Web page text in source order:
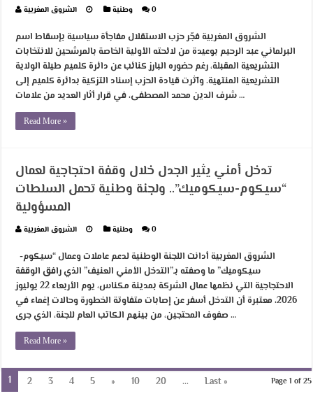
الشروق المغربية وطنية 0
الشروق المغربية فجّر حزب الاستقلال مفاجأة سياسية بإسقاط اسم
البرلماني عبد الرحيم بوعيدة من لائحته الأولية الخاصة بالمرشحين للانتخابات
التشريعية المقبلة، رغم حضوره البارز كنائب عن دائرة كلميم طيلة الولاية
التشريعية المنتهية. وآثرت قيادة الحزب إسناد التزكية بدائرة كلميم إلى
شرف الدين محمد المصطفى، في قرار أثار العديد من علامات …
Read More »
تدخل أمني يثير الجدل خلال وقفة احتجاجية لعمال
“سيكوم-سيكوميك”.. ولجنة وطنية تحمل السلطات
المسؤولية
الشروق المغربية وطنية 0
الشروق المغربية أدانت اللجنة الوطنية لدعم عاملات وعمال “سيكوم-
سيكوميك” ما وصفته بـ”التدخل الأمني العنيف” الذي رافق الوقفة
الاحتجاجية التي نظمها عمال الشركة بمدينة مكناس، يوم الأربعاء 22 يوليوز
2026، معتبرة أن التدخل أسفر عن إصابات متفاوتة الخطورة وحالات إغماء في
صفوف المحتجين، من بينهم الكاتب العام للجنة، الذي جرى …
Read More »
Page 1 of 25
1 2 3 4 5 » 10 20 ... Last »